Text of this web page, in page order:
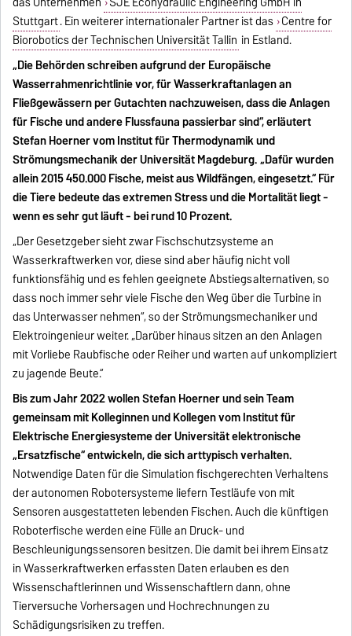
Stuttgart. Ein weiterer internationaler Partner ist das Centre for
Biorobotics der Technischen Universität Tallin in Estland.
„Die Behörden schreiben aufgrund der Europäische
Wasserrahmenrichtlinie vor, für Wasserkraftanlagen an
Fließgewässern per Gutachten nachzuweisen, dass die Anlagen
für Fische und andere Flussfauna passierbar sind“, erläutert
Stefan Hoerner vom Institut für Thermodynamik und
Strömungsmechanik der Universität Magdeburg. „Dafür wurden
allein 2015 450.000 Fische, meist aus Wildfängen, eingesetzt.“ Für
die Tiere bedeute das extremen Stress und die Mortalität liegt -
wenn es sehr gut läuft - bei rund 10 Prozent.
„Der Gesetzgeber sieht zwar Fischschutzsysteme an
Wasserkraftwerken vor, diese sind aber häufig nicht voll
funktionsfähig und es fehlen geeignete Abstiegsalternativen, so
dass noch immer sehr viele Fische den Weg über die Turbine in
das Unterwasser nehmen“, so der Strömungsmechaniker und
Elektroingenieur weiter. „Darüber hinaus sitzen an den Anlagen
mit Vorliebe Raubfische oder Reiher und warten auf unkompliziert
zu jagende Beute.“
Bis zum Jahr 2022 wollen Stefan Hoerner und sein Team
gemeinsam mit Kolleginnen und Kollegen vom Institut für
Elektrische Energiesysteme der Universität elektronische
„Ersatzfische“ entwickeln, die sich arttypisch verhalten.
Notwendige Daten für die Simulation fischgerechten Verhaltens
der autonomen Robotersysteme liefern Testläufe von mit
Sensoren ausgestatteten lebenden Fischen. Auch die künftigen
Roboterfische werden eine Fülle an Druck- und
Beschleunigungssensoren besitzen. Die damit bei ihrem Einsatz
in Wasserkraftwerken erfassten Daten erlauben es den
Wissenschaftlerinnen und Wissenschaftlern dann, ohne
Tierversuche Vorhersagen und Hochrechnungen zu
Schädigungsrisiken zu treffen.